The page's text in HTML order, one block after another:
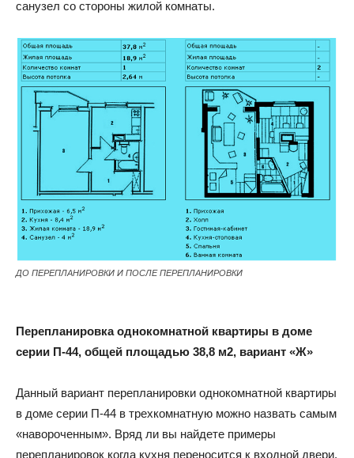
санузел со стороны жилой комнаты.
ДО ПЕРЕПЛАНИРОВКИ И ПОСЛЕ ПЕРЕПЛАНИРОВКИ
Перепланировка однокомнатной квартиры в доме
серии П-44, общей площадью 38,8 м2, вариант «Ж»
Данный вариант перепланировки однокомнатной квартиры
в доме серии П-44 в трехкомнатную можно назвать самым
«навороченным». Вряд ли вы найдете примеры
перепланировок когда кухня переносится к входной двери,